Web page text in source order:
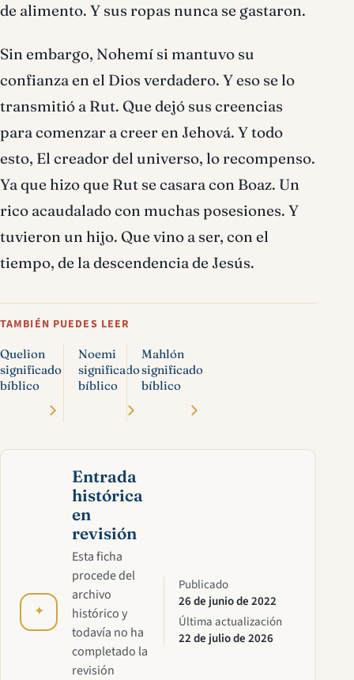
de alimento. Y sus ropas nunca se gastaron.
Sin embargo, Nohemí si mantuvo su
confianza en el Dios verdadero. Y eso se lo
transmitió a Rut. Que dejó sus creencias
para comenzar a creer en Jehová. Y todo
esto, El creador del universo, lo recompenso.
Ya que hizo que Rut se casara con Boaz. Un
rico acaudalado con muchas posesiones. Y
tuvieron un hijo. Que vino a ser, con el
tiempo, de la descendencia de Jesús.
TAMBIÉN PUEDES LEER
Quelion
significado
bíblico
Noemi
significado
bíblico
Mahlón
significado
bíblico
✦
Entrada
histórica
en
revisión
Esta ficha
procede del
archivo
histórico y
todavía no ha
completado la
revisión
Publicado
26 de junio de 2022
Última actualización
22 de julio de 2026